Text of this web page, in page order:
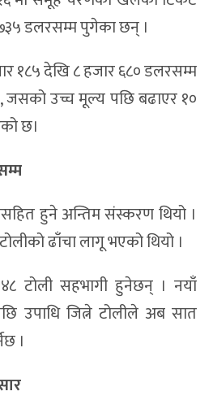
खेलका टिकट २५ देखि ७५
टिकट १८० देखि ४७५
मा समूह चरणका खेलका टिकट
डलरसम्म पुगेका छन् ।
देखि ८ हजार ६८० डलरसम्म
जसको उच्च मूल्य पछि बढाएर १०
छ।